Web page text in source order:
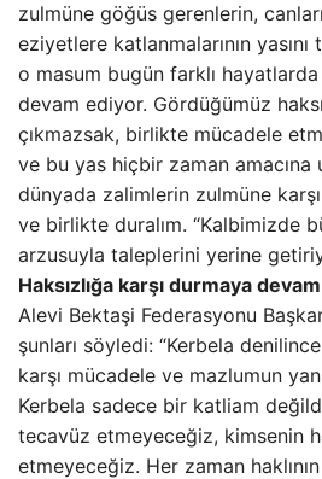
zulmüne göğüs gerenlerin,
eziyetlere katlanmalarının
o masum bugün farklı
devam ediyor. Gördüğümüz
çıkmazsak, birlikte mücadele
ve bu yas hiçbir zaman amacına
dünyada zalimlerin zulmüne
ve birlikte duralım. “Kalbimizde
arzusuyla taleplerini yerine
Haksızlığa karşı durmaya
Alevi Bektaşi Federasyonu
şunları söyledi: “Kerbela
karşı mücadele ve mazlumun
Kerbela sadece bir katliam
tecavüz etmeyeceğiz, kimsenin
etmeyeceğiz. Her zaman